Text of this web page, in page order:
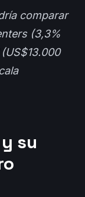
comparar
(3,3%
su